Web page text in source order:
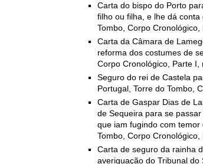
Carta do bispo do Porto
filho ou filha, e lhe dá
Tombo, Corpo Cronológico,
Carta da Câmara de
reforma dos costumes de
Corpo Cronológico, Parte I,
Seguro do rei de Castela
Portugal, Torre do Tombo,
Carta de Gaspar Dias de
de Sequeira para se
que iam fugindo com
Tombo, Corpo Cronológico,
Carta de seguro da rainha
averiguação do Tribunal do